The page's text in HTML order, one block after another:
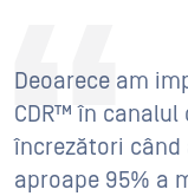
Deoarece am
CDR™ în
încrezători când
aproape 95% a